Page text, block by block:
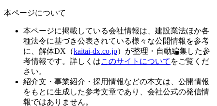
本ページについて
本ページに掲載している会社情報は、建設業法ほか各
種法令に基づき公表されている様々な公開情報を参考
に、解体DX（kaitai-dx.co.jp）が整理・自動編集した参
考情報です。詳しくはこのサイトについて をご覧くだ
さい。
紹介文・事業紹介・採用情報などの本文は、公開情報
をもとに生成した参考文章であり、会社公式の発信情
報ではありません。